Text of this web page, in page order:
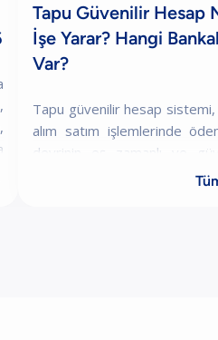
Tapu Güvenilir Hesap
İşe Yarar? Hangi
Var?
Tapu güvenilir hesap
alım satım işlemlerinde
devrinin eş zamanlı ve
gerçekleştirilmesini sağlayan